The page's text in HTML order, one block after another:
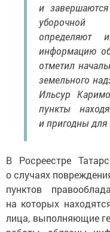
и
уборочной
определяют
информацию
отметил
земельного
Ильсур
пункты
и пригодны для
В Росреестре
о случаях
пунктов
на которых
лица, выполняющие